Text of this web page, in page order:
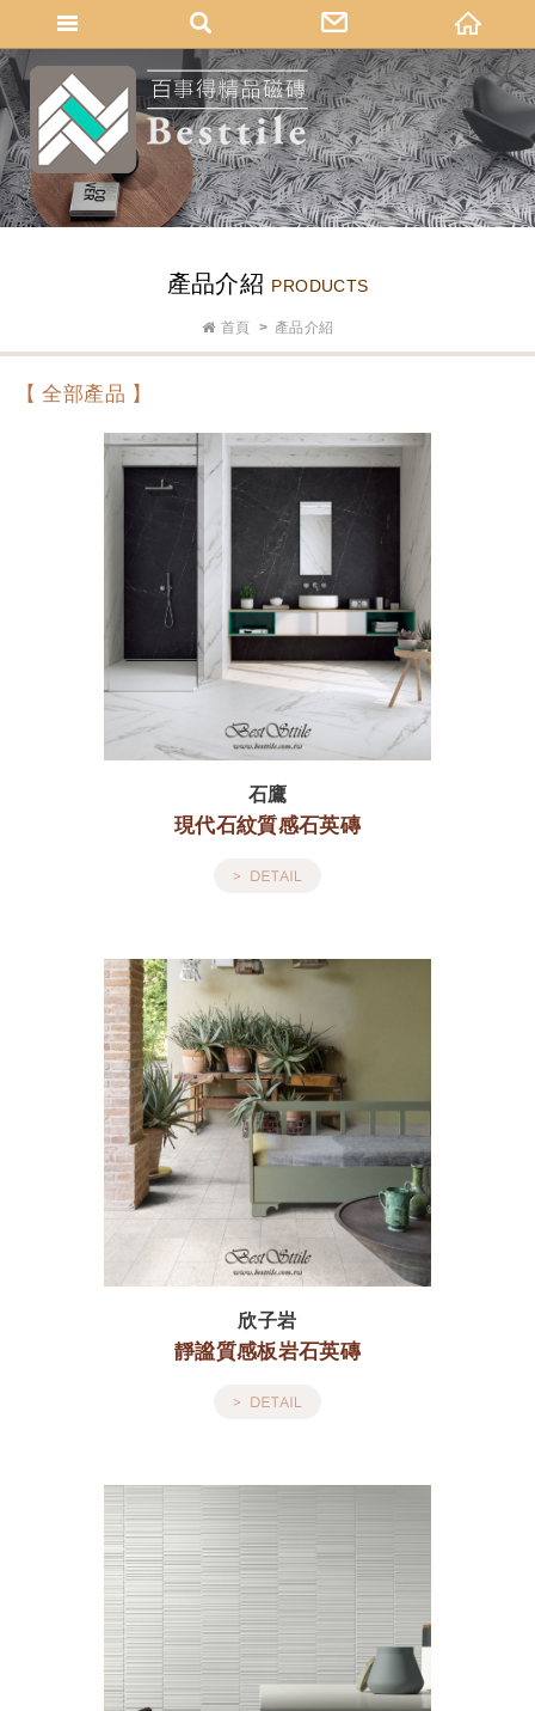
網站名稱
產品介紹 PRODUCTS
首頁 產品介紹
【 全部產品 】
石鷹
現代石紋質感石英磚
欣子岩
靜謐質感板岩石英磚